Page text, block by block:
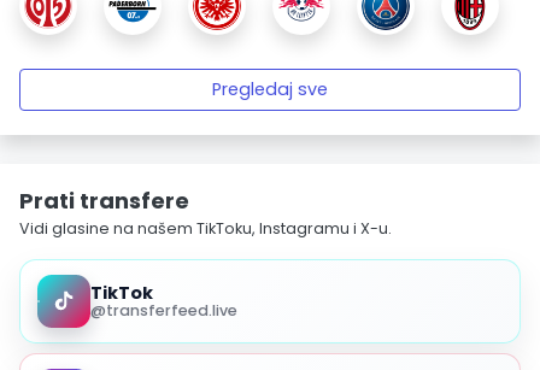
Pregledaj sve
Prati transfere
Vidi glasine na našem TikToku, Instagramu i X-u.
TikTok
@transferfeed.live